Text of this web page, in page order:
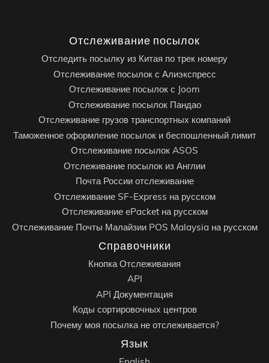
Отслеживание посылок
Отследить посылку из Китая по трек номеру
Отслеживание посылок с Алиэкспресс
Отслеживание посылок с Joom
Отслеживание посылок Пандао
Отслеживание грузов транспортных компаний
Таможенное оформление посылок и беспошленный лимит
Отслеживание посылок ASOS
Отслеживание посылок из Англии
Почта России отслеживание
Отслеживание SF-Express на русском
Отслеживание ePacket на русском
Отслеживание Почты Малайзии POS Malaysia на русском
Справочники
Кнопка Отслеживания
API
API Документация
Коды сортировочных центров
Почему моя посылка не отслеживается?
Язык